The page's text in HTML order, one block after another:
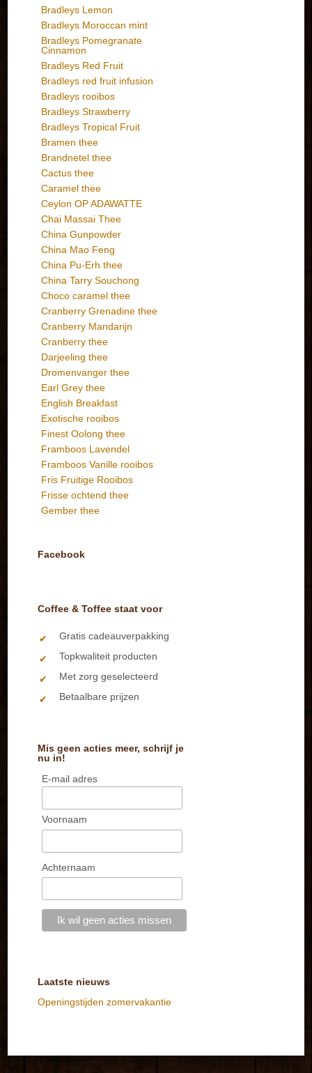
Bradleys Lemon
Bradleys Moroccan mint
Bradleys Pomegranate
Cinnamon
Bradleys Red Fruit
Bradleys red fruit infusion
Bradleys rooibos
Bradleys Strawberry
Bradleys Tropical Fruit
Bramen thee
Brandnetel thee
Cactus thee
Caramel thee
Ceylon OP ADAWATTE
Chai Massai Thee
China Gunpowder
China Mao Feng
China Pu-Erh thee
China Tarry Souchong
Choco caramel thee
Cranberry Grenadine thee
Cranberry Mandarijn
Cranberry thee
Darjeeling thee
Dromenvanger thee
Earl Grey thee
English Breakfast
Exotische rooibos
Finest Oolong thee
Framboos Lavendel
Framboos Vanille rooibos
Fris Fruitige Rooibos
Frisse ochtend thee
Gember thee
Facebook
Coffee & Toffee staat voor
Gratis cadeauverpakking
Topkwaliteit producten
Met zorg geselecteerd
Betaalbare prijzen
Mis geen acties meer, schrijf je
nu in!
E-mail adres
Voornaam
Achternaam
Laatste nieuws
Openingstijden zomervakantie